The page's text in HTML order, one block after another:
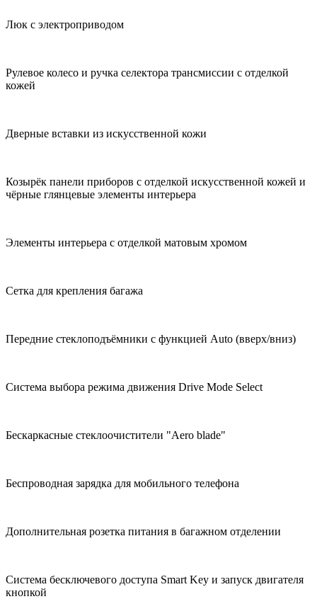
Люк с электроприводом
Рулевое колесо и ручка селектора трансмиссии с отделкой
кожей
Дверные вставки из искусственной кожи
Козырёк панели приборов с отделкой искусственной кожей и
чёрные глянцевые элементы интерьера
Элементы интерьера с отделкой матовым хромом
Сетка для крепления багажа
Передние стеклоподъёмники с функцией Auto (вверх/вниз)
Система выбора режима движения Drive Mode Select
Бескаркасные стеклоочистители "Aero blade"
Беспроводная зарядка для мобильного телефона
Дополнительная розетка питания в багажном отделении
Система бесключевого доступа Smart Key и запуск двигателя
кнопкой